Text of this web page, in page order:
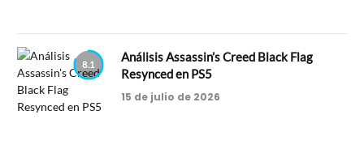
8.1
Análisis Assassin’s Creed Black Flag
Resynced en PS5
15 de julio de 2026